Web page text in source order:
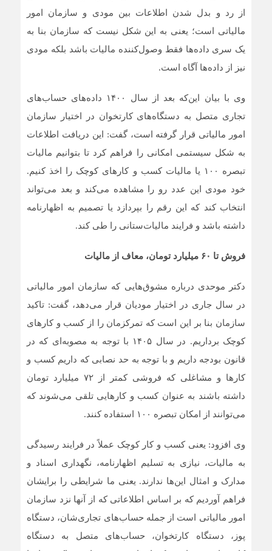
از رد و بدل شدن اطلاعات بین مودی و سازمان امور
مالیاتی است؛ یعنی به این شکل نیست که سازمان بنا به
یک سری داده‌ها فقط وصول‌کننده مالیات باشد بلکه مودی
نیز از داده‌ها آگاه است.
وی با بیان این‌که بعد از سال ۱۴۰۰ داده‌های حساب‌های
تجاری متصل به دستگاه‌های کارتخوان در اختیار سازمان
امور مالیاتی قرار گرفته است، گفت: این دریافت اطلاعات
به شکل سیستمی امکانی را فراهم کرد تا بتوانیم مالیات
تبصره ۱۰۰ یا مالیات کسب و کارهای کوچک را اخذ کنیم.
خود مودی این عدد رو را مشاهده می‌کند و بعد می‌تواند
انتخاب کند که این رقم را بپردازد یا تصمیم به اظهارنامه
داشته باشد و فرایند مالیات‌ستانی را طی کند.
فروش تا ۶۰ میلیارد تومان، معاف از مالیات
دکتر موحدی درباره مشوق‌هایی که سازمان امور مالیاتی
در سال جاری در اختیار مودیان قرار می‌دهد، گفت: تاکید
سازمان بنا بر این است که تمرکزمان را از کسب و کارهای
کوچک برداریم. در سال ۱۴۰۵ با توجه به مصوبه‌ای که در
قانون بودجه داریم و با توجه به حد نصابی که داریم کسب و
کارها و مشاغلی که فروشی کمتر از ۷۲ میلیارد تومان
داشته باشند به عنوان کسب و کارهایی تلقی می‌شوند که
می‌توانند از امکان تبصره ۱۰۰ استفاده کنند.
وی افزود: یعنی کسب و کار کوچک عملاً در فرایند رسیدگی
به مالیات، نیازی به تسلیم اظهارنامه، نگهداری اسناد و
مدارک و امثال این‌ها ندارند. یعنی ما شرایطی را برایشان
فراهم آوردیم که بر اساس اطلاعاتی که از آنها نزد سازمان
امور مالیاتی است از جمله حساب‌های تجاری‌شان، دستگاه
پوز، دستگاه کارتخوان، حساب‌های متصل به دستگاه